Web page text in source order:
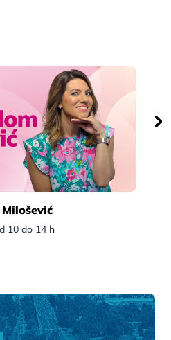
10 do 14 h